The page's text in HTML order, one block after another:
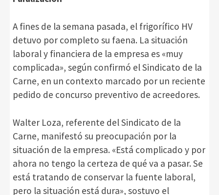
A fines de la semana pasada, el frigorífico HV
detuvo por completo su faena. La situación
laboral y financiera de la empresa es «muy
complicada», según confirmó el Sindicato de la
Carne, en un contexto marcado por un reciente
pedido de concurso preventivo de acreedores.
Walter Loza, referente del Sindicato de la
Carne, manifestó su preocupación por la
situación de la empresa. «Está complicado y por
ahora no tengo la certeza de qué va a pasar. Se
está tratando de conservar la fuente laboral,
pero la situación está dura», sostuvo el